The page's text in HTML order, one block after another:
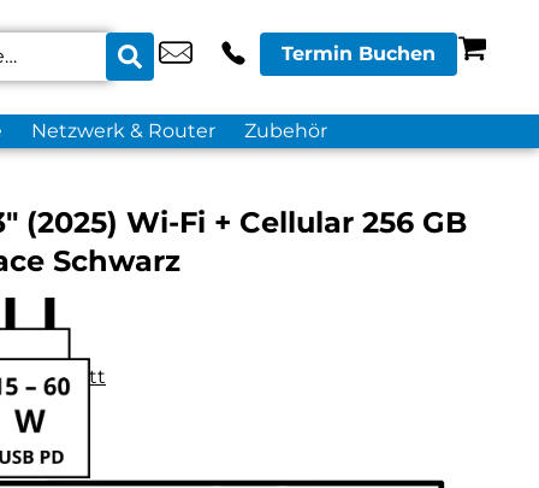
Termin Buchen
Netzwerk & Router Zubehör
(2025) Wi-Fi + Cellular 256 GB
Schwarz